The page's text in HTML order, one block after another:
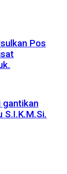
Pos
gantikan